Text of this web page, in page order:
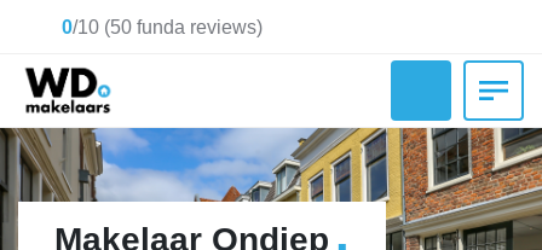
0/10 (50 funda reviews)
Makelaar Ondiep .